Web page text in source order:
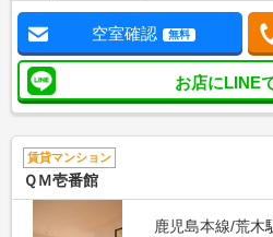
空室確認 無料
お店にLINE
賃貸マンション
ＱＭ壱番館
鹿児島本線/荒木